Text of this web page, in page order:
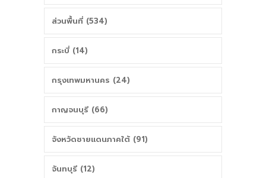
ส่วนพื้นที่ (534)
กระบี่ (14)
กรุงเทพมหานคร (24)
กาญจนบุรี (66)
จังหวัดชายแดนภาคใต้ (91)
จันทบุรี (12)